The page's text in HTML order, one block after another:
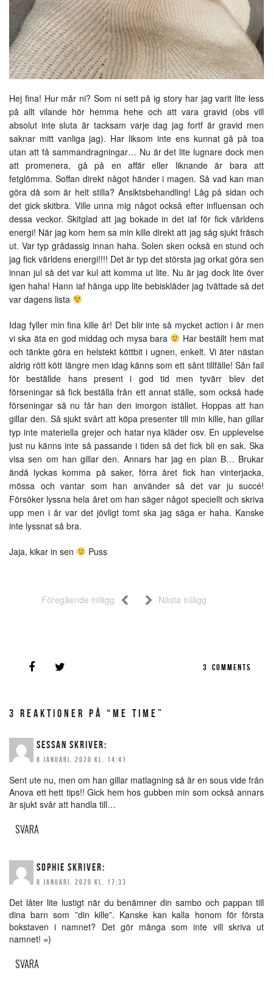
Hej fina! Hur mår ni? Som ni sett på ig story har jag varit lite less
på allt vilande hör hemma hehe och att vara gravid (obs vill
absolut inte sluta är tacksam varje dag jag fortf är gravid men
saknar mitt vanliga jag). Har liksom inte ens kunnat gå på toa
utan att få sammandragningar… Nu är det lite lugnare dock men
att promenera, gå på en affär eller liknande är bara att
fetglömma. Soffan direkt något händer i magen. Så vad kan man
göra då som är helt stilla? Ansiktsbehandling! Låg på sidan och
det gick skitbra. Ville unna mig något också efter influensan och
dessa veckor. Skitglad att jag bokade in det iaf för fick världens
energi! När jag kom hem sa min kille direkt att jag såg sjukt fräsch
ut. Var typ grådassig innan haha. Solen sken också en stund och
jag fick världens energi!!!! Det är typ det största jag orkat göra sen
innan jul så det var kul att komma ut lite. Nu är jag dock lite över
igen haha! Hann iaf hänga upp lite bebiskläder jag tvättade så det
var dagens lista
Idag fyller min fina kille år! Det blir inte så mycket action i år men
vi ska äta en god middag och mysa bara
Har beställt hem mat
och tänkte göra en helstekt köttbit i ugnen, enkelt. Vi äter nästan
aldrig rött kött längre men idag känns som ett sånt tillfälle! Sån fail
för beställde hans present i god tid men tyvärr blev det
förseningar så fick beställa från ett annat ställe, som också hade
förseningar så nu får han den imorgon istället. Hoppas att han
gillar den. Så sjukt svårt att köpa presenter till min kille, han gillar
typ inte materiella grejer och hatar nya kläder osv. En upplevelse
just nu känns inte så passande i tiden så det fick bli en sak. Ska
visa sen om han gillar den. Annars har jag en plan B… Brukar
ändå lyckas komma på saker, förra året fick han vinterjacka,
mössa och vantar som han använder så det var ju succé!
Försöker lyssna hela året om han säger något speciellt och skriva
upp men i år var det jövligt tomt ska jag säga er haha. Kanske
inte lyssnat så bra.
Jaja, kikar in sen Puss
Föregående inlägg Nästa inlägg
3 COMMENTS
3 REAKTIONER PÅ “ME TIME”
SESSAN SKRIVER:
8 JANUARI, 2020 KL. 14:41
Sent ute nu, men om han gillar matlagning så är en sous vide från
Anova ett hett tips!! Gick hem hos gubben min som också annars
är sjukt svår att handla till…
SVARA
SOPHIE SKRIVER:
8 JANUARI, 2020 KL. 17:33
Det låter lite lustigt när du benämner din sambo och pappan till
dina barn som ”din kille”. Kanske kan kalla honom för första
bokstaven i namnet? Det gör många som inte vill skriva ut
namnet! =)
SVARA